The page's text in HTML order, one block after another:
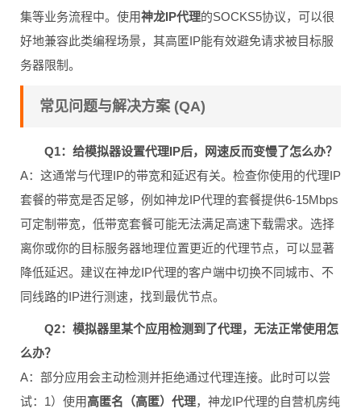
集等业务流程中。使用神龙IP代理的SOCKS5协议，可以很
好地兼容此类编程场景，其高匿IP能有效避免请求被目标服
务器限制。
常见问题与解决方案 (QA)
Q1：给模拟器设置代理IP后，网速反而变慢了怎么办？
A：这通常与代理IP的带宽和延迟有关。检查你使用的代理IP
套餐的带宽是否足够，例如神龙IP代理的套餐提供6-15Mbps
可定制带宽，低带宽套餐可能无法满足高速下载需求。选择
离你或你的目标服务器地理位置更近的代理节点，可以显著
降低延迟。建议在神龙IP代理的客户端中切换不同城市、不
同线路的IP进行测速，找到最优节点。
Q2：模拟器里某个应用检测到了代理，无法正常使用怎
么办？
A：部分应用会主动检测并拒绝通过代理连接。此时可以尝
试：1）使用高匿名（高匿）代理，神龙IP代理的自营机房纯